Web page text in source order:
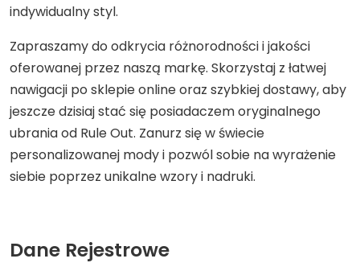
indywidualny styl.
Zapraszamy do odkrycia różnorodności i jakości
oferowanej przez naszą markę. Skorzystaj z łatwej
nawigacji po sklepie online oraz szybkiej dostawy, aby
jeszcze dzisiaj stać się posiadaczem oryginalnego
ubrania od Rule Out. Zanurz się w świecie
personalizowanej mody i pozwól sobie na wyrażenie
siebie poprzez unikalne wzory i nadruki.
Dane Rejestrowe